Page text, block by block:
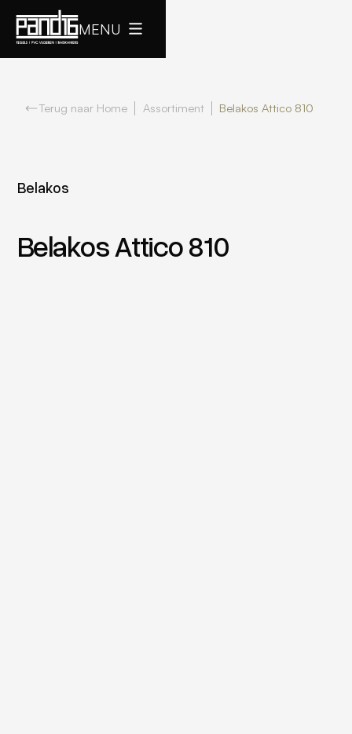
MENU
Terug naar Home Assortiment Belakos Attico 810
Belakos
Belakos Attico 810